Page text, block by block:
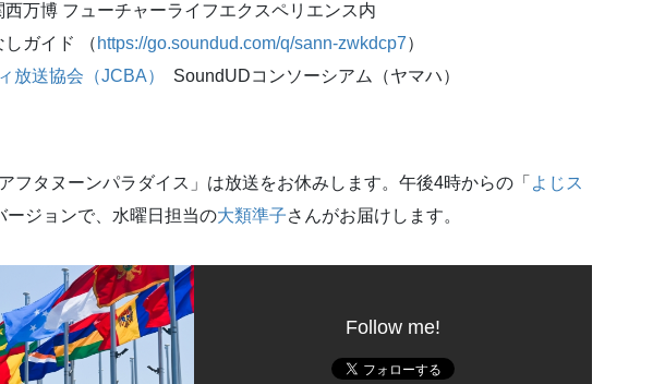
西万博 フューチャーライフエクスペリエンス内
しガイド （ https://go.soundud.com/q/sann-zwkdcp7）
放送協会（JCBA） SoundUDコンソーシアム（ヤマハ）
フタヌーンパラダイス」は放送をお休みします。午後4時からの「 よじス
ージョンで、水曜日担当の大類準子さんがお届けします。
Follow me!